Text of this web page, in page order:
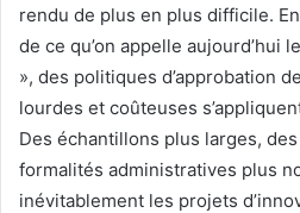
rendu de plus en plus difficile.
de ce qu’on appelle aujourd’hui
», des politiques d’approbation
lourdes et coûteuses
Des échantillons plus larges,
formalités administratives plus
inévitablement les projets